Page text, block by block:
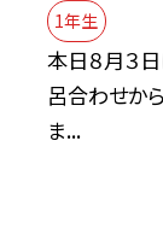
1年生
本日８月３日
呂合わせか
ま...